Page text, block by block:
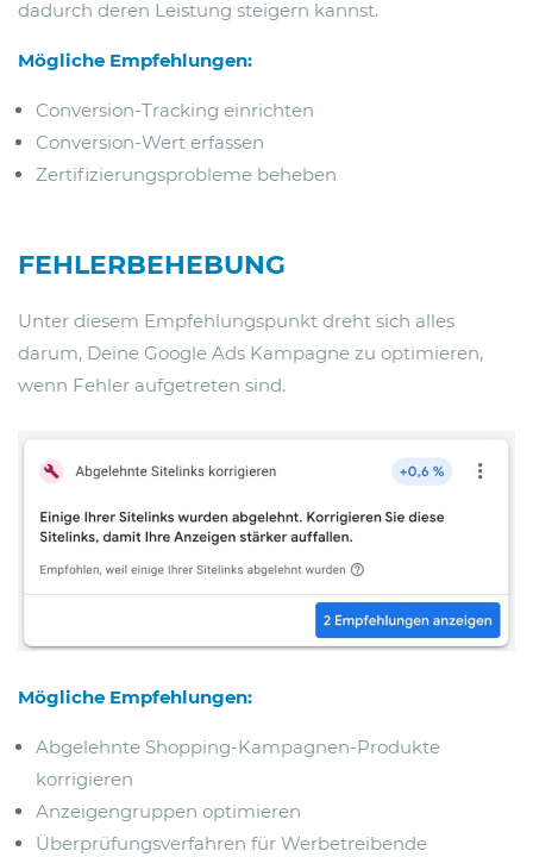
dadurch deren Leistung steigern kannst.
Mögliche Empfehlungen:
Conversion-Tracking einrichten
Conversion-Wert erfassen
Zertifizierungsprobleme beheben
FEHLERBEHEBUNG
Unter diesem Empfehlungspunkt dreht sich alles
darum, Deine Google Ads Kampagne zu optimieren,
wenn Fehler aufgetreten sind.
Mögliche Empfehlungen:
Abgelehnte Shopping-Kampagnen-Produkte
korrigieren
Anzeigengruppen optimieren
Überprüfungsverfahren für Werbetreibende